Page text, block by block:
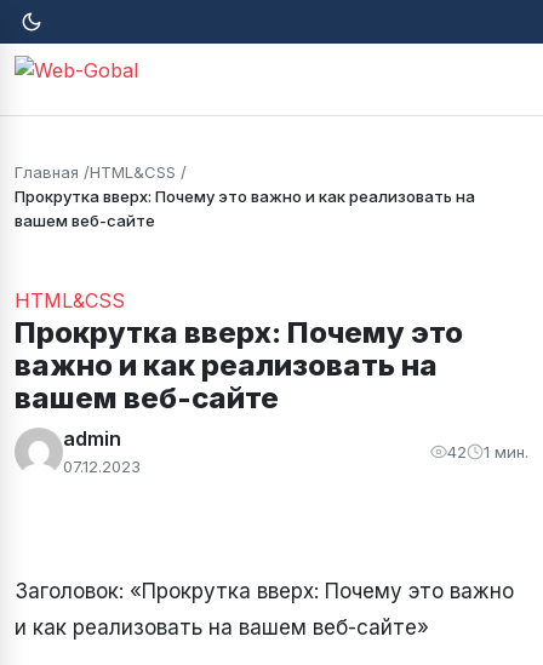
Главная
HTML&CSS
Прокрутка вверх: Почему это важно и как реализовать на
вашем веб-сайте
HTML&CSS
Прокрутка вверх: Почему это
важно и как реализовать на
вашем веб-сайте
admin
07.12.2023
42 1 мин.
Заголовок: «Прокрутка вверх: Почему это важно
и как реализовать на вашем веб-сайте»